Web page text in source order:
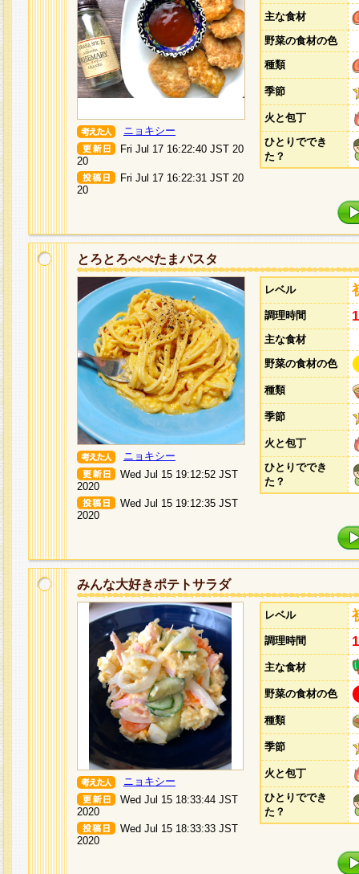
ニョキシー
Fri Jul 17 16:22:40 JST 20
20
Fri Jul 17 16:22:31 JST 20
20
主な食材
野菜の食材の色
種類
季節
火と包丁
ひとりででき
た？
とろとろぺぺたまパスタ
ニョキシー
Wed Jul 15 19:12:52 JST
2020
Wed Jul 15 19:12:35 JST
2020
レベル
調理時間
主な食材
野菜の食材の色
種類
季節
火と包丁
ひとりででき
た？
みんな大好きポテトサラダ
ニョキシー
Wed Jul 15 18:33:44 JST
2020
Wed Jul 15 18:33:33 JST
2020
レベル
調理時間
主な食材
野菜の食材の色
種類
季節
火と包丁
ひとりででき
た？